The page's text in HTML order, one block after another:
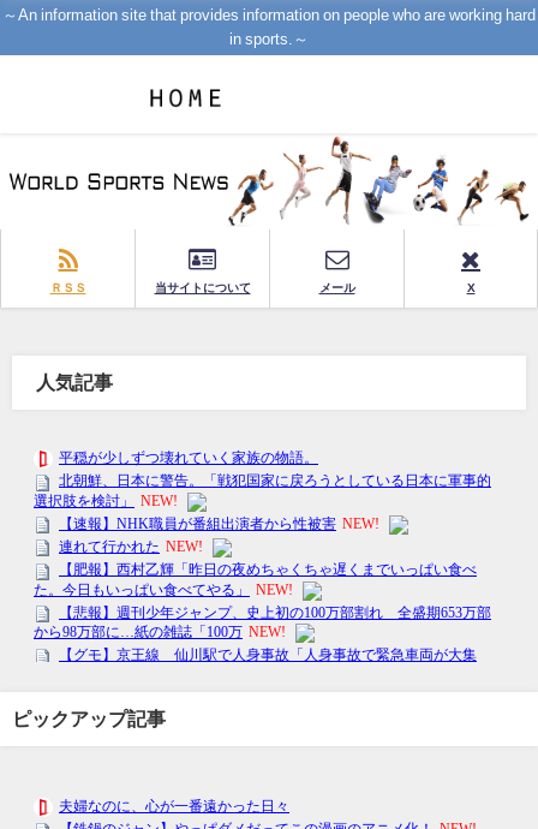
～An information site that provides information on people who are working hard
in sports.～
ＲＳＳ 当サイトについて メール X
人気記事
ピックアップ記事